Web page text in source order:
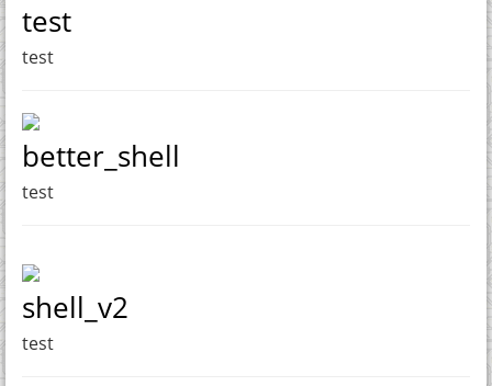
test
test
better_shell
test
shell_v2
test